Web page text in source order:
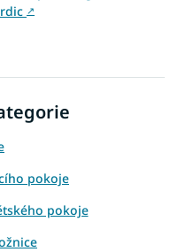
↗
pokoje
pokoje